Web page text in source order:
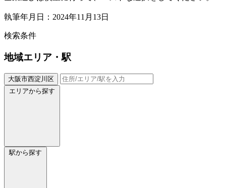
執筆年月日：2024年11月13日
検索条件
地域エリア・駅
大阪市西淀川区
エリアから探す
駅から探す